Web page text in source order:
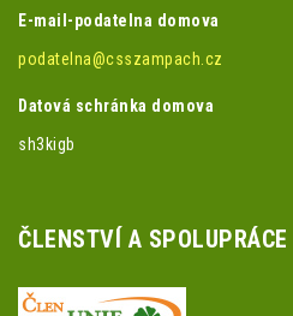
E-mail-podatelna domova
podatelna@csszampach.cz
Datová schránka domova
sh3kigb
ČLENSTVÍ A SPOLUPRÁCE